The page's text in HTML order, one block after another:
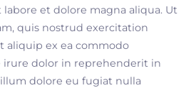
et dolore magna aliqua. Ut
quis nostrud exercitation
aliquip ex ea commodo
irure dolor in reprehenderit in
dolore eu fugiat nulla